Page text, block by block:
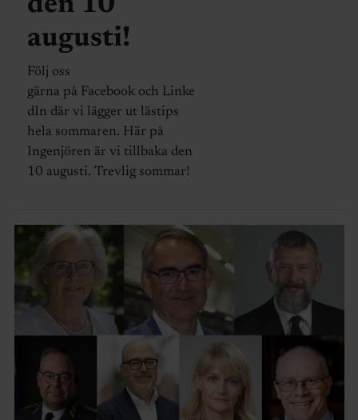
augusti!
Följ oss
gärna på Facebook och Linke
dIn där vi lägger ut lästips
hela sommaren. Här på
Ingenjören är vi tillbaka den
10 augusti. Trevlig sommar!